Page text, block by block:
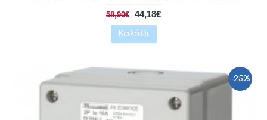
58,90€ 44,18€
Καλάθι
-25%